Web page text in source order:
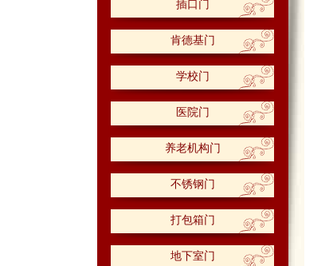
插口门
肯德基门
学校门
医院门
养老机构门
不锈钢门
打包箱门
地下室门